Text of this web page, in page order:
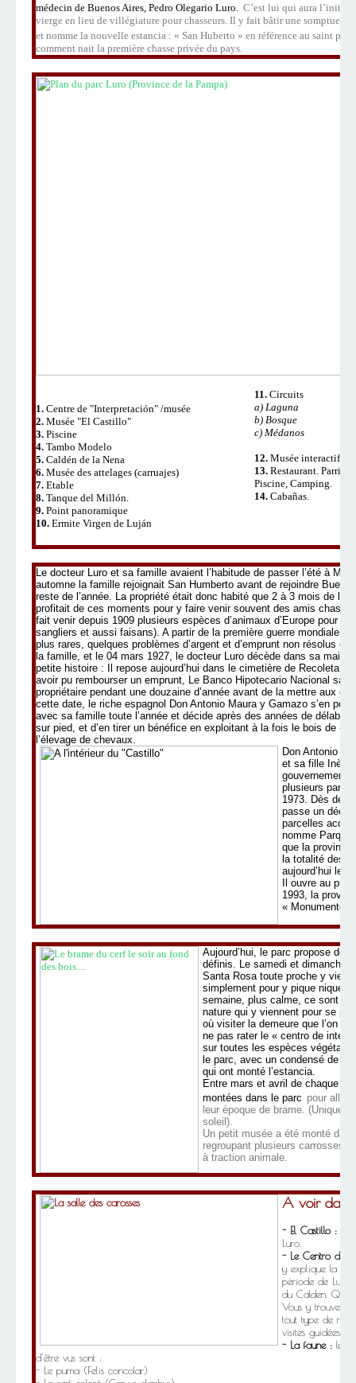
médecin de Buenos Aires, Pedro Olegario Luro. C’est lui qui aura
vierge en lieu de villégiature pour chasseurs. Il y fait bâtir une
et nomme la nouvelle estancia : « San Huberto » en référence au saint
comment nait la première chasse privée du pays.
1. Centre de "Interpretación" /musée
2. Musée "El Castillo"
3. Piscine
4. Tambo Modelo
5. Caldén de la Nena
6. Musée des attelages (carruajes)
7. Etable
8. Tanque del Millón.
9. Point panoramique
10. Ermite Virgen de Luján
11. Circuits
a) Laguna
b) Bosque
c) Médanos
12. Musée interactif
13. Restaurant.
Piscine, Camping.
14. Cabañas.
Le docteur Luro et sa famille avaient l’habitude de passer l’été à
automne la famille rejoignait San Humberto avant de rejoindre
reste de l’année. La propriété était donc habité que 2 à 3 mois de
profitait de ces moments pour y faire venir souvent des amis
fait venir depuis 1909 plusieurs espèces d’animaux d’Europe pour
sangliers et aussi faisans). A partir de la première guerre mondiale,
plus rares, quelques problèmes d’argent et d’emprunt non résolus
la famille, et le 04 mars 1927, le docteur Luro décède dans sa
petite histoire : Il repose aujourd’hui dans le cimetière de Recoleta à
avoir pu rembourser un emprunt, Le Banco Hipotecario Nacional
propriétaire pendant une douzaine d’année avant de la mettre aux
cette date, le riche espagnol Don Antonio Maura y Gamazo s’en
avec sa famille toute l’année et décide après des années de
sur pied, et d’en tirer un bénéfice en exploitant à la fois le bois de «
l’élevage de chevaux.
Don Antonio
et sa fille Inès
gouvernement
plusieurs
1973. Dès
passe un
parcelles
nomme Parque
que la
la totalité des
aujourd’hui le
Il ouvre au
1993, la
« Monumento
Aujourd’hui, le parc propose
définis. Le samedi et dimanche,
Santa Rosa toute proche y
simplement pour y pique niquer
semaine, plus calme, ce sont
nature qui y viennent pour se
où visiter la demeure que l’on a
ne pas rater le « centro de
sur toutes les espèces
le parc, avec un condensé de
qui ont monté l’estancia.
Entre mars et avril de chaque
montées dans le parc pour aller
leur époque de brame.
soleil).
Un petit musée a été monté
regroupant plusieurs carrosses,
à traction animale.
A voir dans
- El Castillo :
Luro.
- Le Centro de
y explique la
période de Luro
du Calden.
Vous y trouverz
tout type de
visites guidées
- La faune : les
d'être vus sont :
- Le puma (Felis concolar)